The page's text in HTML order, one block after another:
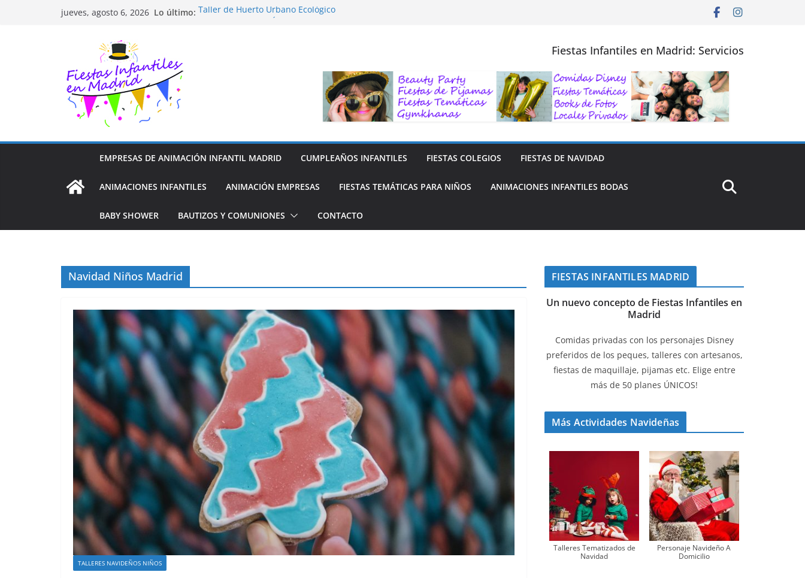
jueves, agosto 6, 2026 Lo último: Taller de Huerto Urbano Ecológico
Fiestas Infantiles en Madrid: Servicios
EMPRESAS DE ANIMACIÓN INFANTIL MADRID CUMPLEAÑOS INFANTILES FIESTAS COLEGIOS FIESTAS DE NAVIDAD
ANIMACIONES INFANTILES ANIMACIÓN EMPRESAS FIESTAS TEMÁTICAS PARA NIÑOS ANIMACIONES INFANTILES BODAS
BABY SHOWER BAUTIZOS Y COMUNIONES CONTACTO
Navidad Niños Madrid
TALLERES NAVIDEÑOS NIÑOS
FIESTAS INFANTILES MADRID
Un nuevo concepto de Fiestas Infantiles en
Madrid
Comidas privadas con los personajes Disney
preferidos de los peques, talleres con artesanos,
fiestas de maquillaje, pijamas etc. Elige entre
más de 50 planes ÚNICOS!
Más Actividades Navideñas
Talleres Tematizados de
Navidad
Personaje Navideño A
Domicilio